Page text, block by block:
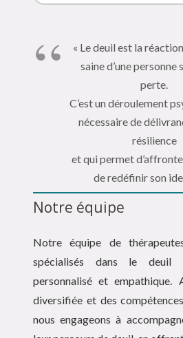
« Le deuil est la
saine d’une personne
perte.
C’est un déroulement
nécessaire de
résilience
et qui permet
de redéfinir son
Notre équipe
Notre équipe de
spécialisés dans le deuil
personnalisé et empathique.
diversifiée et des
nous engageons à